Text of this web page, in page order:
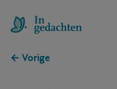
← Vorige